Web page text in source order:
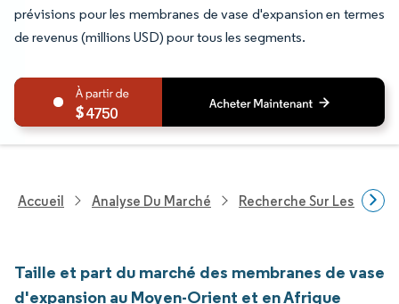
prévisions pour les membranes de vase d'expansion en termes
de revenus (millions USD) pour tous les segments.
4750
Accueil Analyse Du Marché Recherche Sur Les
Taille et part du marché des membranes de vase
d'expansion au Moyen-Orient et en Afrique